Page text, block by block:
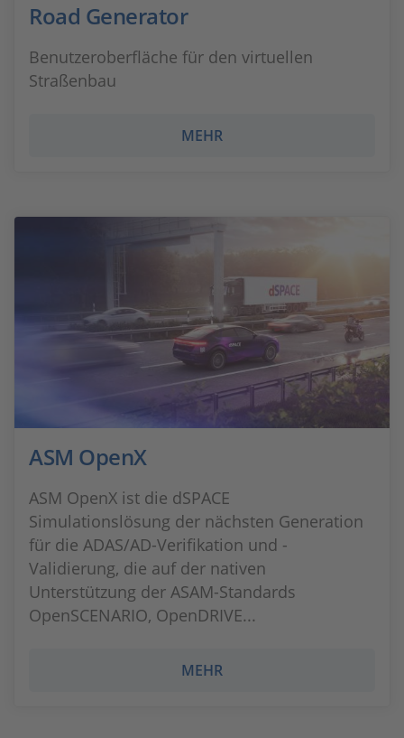
Road Generator
Benutzeroberfläche für den virtuellen
Straßenbau
MEHR
ASM OpenX
ASM OpenX ist die dSPACE
Simulationslösung der nächsten Generation
für die ADAS/AD-Verifikation und -
Validierung, die auf der nativen
Unterstützung der ASAM-Standards
OpenSCENARIO, OpenDRIVE...
MEHR